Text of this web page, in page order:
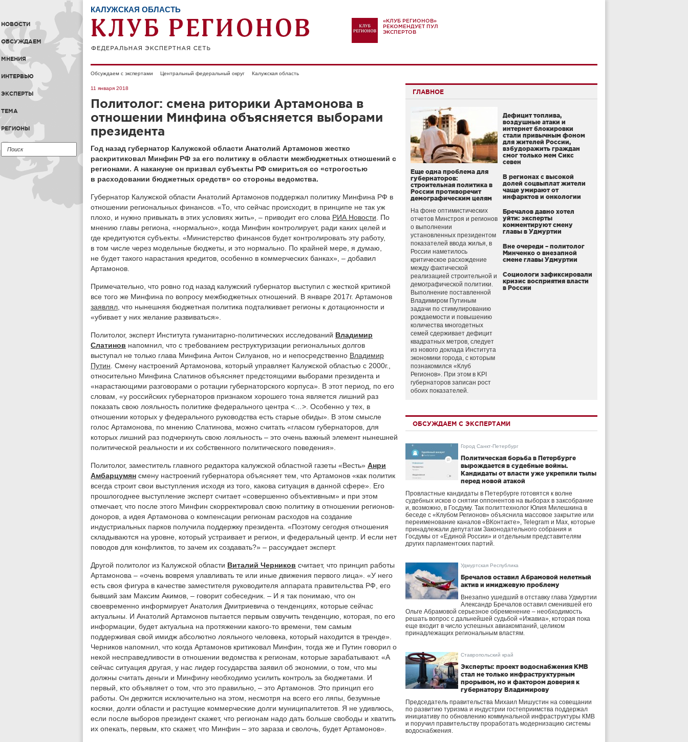
НОВОСТИ
ОБСУЖДАЕМ
МНЕНИЯ
ИНТЕРВЬЮ
ЭКСПЕРТЫ
ТЕМА
РЕГИОНЫ
КАЛУЖСКАЯ ОБЛАСТЬ
«КЛУБ РЕГИОНОВ»
РЕКОМЕНДУЕТ ПУЛ
ЭКСПЕРТОВ
Обсуждаем с экспертами Центральный федеральный округ Калужская область
11 января 2018
Политолог: смена риторики Артамонова в
отношении Минфина объясняется выборами
президента
Год назад губернатор Калужской области Анатолий Артамонов жестко
раскритиковал Минфин РФ за его политику в области межбюджетных отношений с
регионами. А накануне он призвал субъекты РФ смириться со «строгостью
в расходовании бюджетных средств» со стороны ведомства.
Губернатор Калужской области Анатолий Артамонов поддержал политику Минфина РФ в
отношении региональных финансов. «То, что сейчас происходит, в принципе не так уж
плохо, и нужно привыкать в этих условиях жить», – приводит его слова РИА Новости . По
мнению главы региона, «нормально», когда Минфин контролирует, ради каких целей и
где кредитуются субъекты. «Министерство финансов будет контролировать эту работу,
в том числе через модельные бюджеты, и это нормально. По крайней мере, я думаю,
не будет такого нарастания кредитов, особенно в коммерческих банках», – добавил
Артамонов.
Примечательно, что ровно год назад калужский губернатор выступил с жесткой критикой
все того же Минфина по вопросу межбюджетных отношений. В январе 2017г. Артамонов
заявлял , что нынешняя бюджетная политика подталкивает регионы к дотационности и
«убивает у них желание развиваться».
Политолог, эксперт Института гуманитарно-политических исследований Владимир
Слатинов напомнил, что с требованием реструктуризации региональных долгов
выступал не только глава Минфина Антон Силуанов, но и непосредственно Владимир
Путин . Смену настроений Артамонова, который управляет Калужской областью с 2000г.,
относительно Минфина Слатинов объясняет предстоящими выборами президента и
«нарастающими разговорами о ротации губернаторского корпуса». В этот период, по его
словам, «у российских губернаторов признаком хорошего тона является лишний раз
показать свою лояльность политике федерального центра <…>. Особенно у тех, в
отношении которых у федерального руководства есть старые обиды». В этом смысле
голос Артамонова, по мнению Слатинова, можно считать «гласом губернаторов, для
которых лишний раз подчеркнуть свою лояльность – это очень важный элемент нынешней
политической реальности и их собственного политического поведения».
Политолог, заместитель главного редактора калужской областной газеты «Весть» Анри
Амбарцумян смену настроений губернатора объясняет тем, что Артамонов «как политик
всегда строит свои выступления исходя из того, какова ситуация в данной сфере». Его
прошлогоднее выступление эксперт считает «совершенно объективным» и при этом
отмечает, что после этого Минфин скорректировал свою политику в отношении регионов-
доноров, а идея Артамонова о компенсации регионам расходов на создание
индустриальных парков получила поддержку президента. «Поэтому сегодня отношения
складываются на уровне, который устраивает и регион, и федеральный центр. И если нет
поводов для конфликтов, то зачем их создавать?» – рассуждает эксперт.
Другой политолог из Калужской области Виталий Черников считает, что принцип работы
Артамонова – «очень вовремя улавливать те или иные движения первого лица». «У него
есть своя фигура в качестве заместителя руководителя аппарата правительства РФ, его
бывший зам Максим Акимов, – говорит собеседник. – И я так понимаю, что он
своевременно информирует Анатолия Дмитриевича о тенденциях, которые сейчас
актуальны. И Анатолий Артамонов пытается первым озвучить тенденцию, которая, по его
информации, будет актуальна на протяжении какого-то времени, тем самым
поддерживая свой имидж абсолютно лояльного человека, который находится в тренде».
Черников напомнил, что когда Артамонов критиковал Минфин, тогда же и Путин говорил о
некой несправедливости в отношении ведомства к регионам, которые зарабатывают. «А
сейчас ситуация другая, у нас лидер государства заявил об экономии, о том, что мы
должны считать деньги и Минфину необходимо усилить контроль за бюджетами. И
первый, кто объявляет о том, что это правильно, – это Артамонов. Это принцип его
работы. Он держится исключительно на этом, несмотря на всего его ляпы, безумные
косяки, долги области и растущие коммерческие долги муниципалитетов. Я не удивлюсь,
если после выборов президент скажет, что регионам надо дать больше свободы и хватить
их опекать, первым, кто скажет, что Минфин – это зараза и сволочь, будет Артамонов».
ГЛАВНОЕ
Еще одна проблема для
губернаторов:
строительная политика в
России противоречит
демографическим целям
На фоне оптимистических
отчетов Минстроя и регионов
о выполнении
установленных президентом
показателей ввода жилья, в
России наметилось
критическое расхождение
между фактической
реализацией строительной и
демографической политики.
Выполнение поставленной
Владимиром Путиным
задачи по стимулированию
рождаемости и повышению
количества многодетных
семей сдерживает дефицит
квадратных метров, следует
из нового доклада Института
экономики города, с которым
познакомился «Клуб
Регионов». При этом в KPI
губернаторов записан рост
обоих показателей.
Дефицит топлива,
воздушные атаки и
интернет блокировки
стали привычным фоном
для жителей России,
взбудоражить граждан
смог только мем Сикс
севен
В регионах с высокой
долей соцвыплат жители
чаще умирают от
инфарктов и онкологии
Бречалов давно хотел
уйти: эксперты
комментируют смену
главы в Удмуртии
Вне очереди – политолог
Минченко о внезапной
смене главы Удмуртии
Социологи зафиксировали
кризис восприятия власти
в России
ОБСУЖДАЕМ С ЭКСПЕРТАМИ
Город Санкт-Петербург
Политическая борьба в Петербурге
вырождается в судебные войны.
Кандидаты от власти уже укрепили тылы
перед новой атакой
Провластные кандидаты в Петербурге готовятся к волне
судебных исков о снятии оппонентов на выборах в заксобрание
и, возможно, в Госдуму. Так политтехнолог Юлия Милешкина в
беседе с «Клубом Регионов» объяснила массовое закрытие или
переименование каналов «ВКонтакте», Telegram и Max, которые
принадлежали депутатам Законодательного собрания и
Госдумы от «Единой России» и отдельным представителям
других парламентских партий.
Удмуртская Республика
Бречалов оставил Абрамовой нелетный
актив и имиджевую проблему
Внезапно ушедший в отставку глава Удмуртии
Александр Бречалов оставил сменившей его
Ольге Абрамовой серьезное обременение – необходимость
решать вопрос с дальнейшей судьбой «Ижавиа», которая пока
еще входит в число успешных авиакомпаний, целиком
принадлежащих региональным властям.
Ставропольский край
Эксперты: проект водоснабжения КМВ
стал не только инфраструктурным
прорывом, но и фактором доверия к
губернатору Владимирову
Председатель правительства Михаил Мишустин на совещании
по развитию туризма и индустрии гостеприимства поддержал
инициативу по обновлению коммунальной инфраструктуры КМВ
и поручил правительству проработать модернизацию системы
водоснабжения.